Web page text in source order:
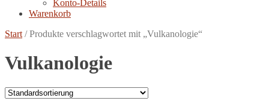
Konto-Details
Warenkorb
Start /Produkte verschlagwortet mit „Vulkanologie“
Vulkanologie